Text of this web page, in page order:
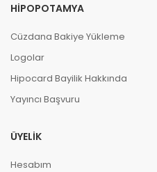
HIPOPOTAMYA
Cüzdana Bakiye Yükleme
Logolar
Hipocard Bayilik Hakkında
Yayıncı Başvuru
ÜYELIK
Hesabım